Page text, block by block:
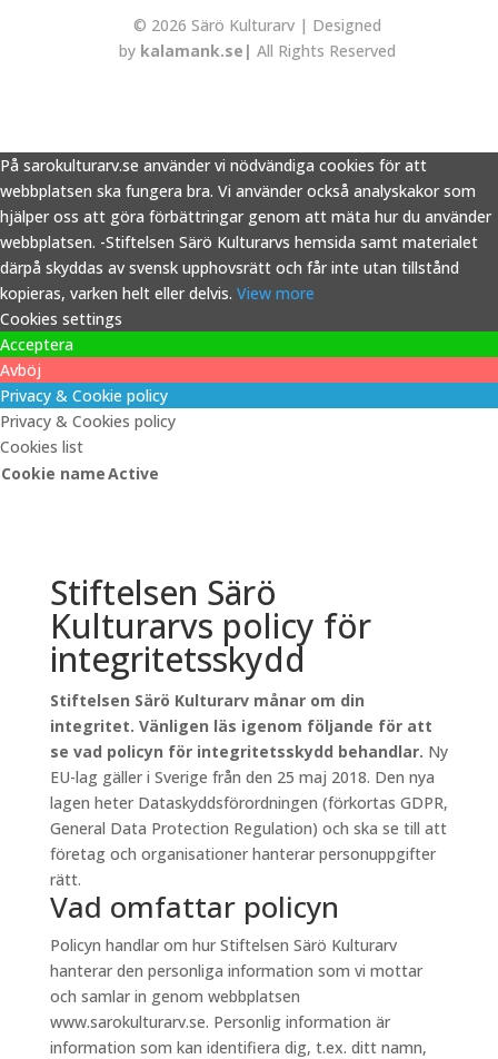
© 2026 Särö Kulturarv | Designed
by kalamank.se| All Rights Reserved
På sarokulturarv.se använder vi nödvändiga cookies för att
webbplatsen ska fungera bra. Vi använder också analyskakor som
hjälper oss att göra förbättringar genom att mäta hur du använder
webbplatsen. -Stiftelsen Särö Kulturarvs hemsida samt materialet
därpå skyddas av svensk upphovsrätt och får inte utan tillstånd
kopieras, varken helt eller delvis. View more
Cookies settings
Acceptera
Avböj
Privacy & Cookie policy
Privacy & Cookies policy
Cookies list
Cookie nameActive
Stiftelsen Särö
Kulturarvs policy för
integritetsskydd
Stiftelsen Särö Kulturarv månar om din
integritet. Vänligen läs igenom följande för att
se vad policyn för integritetsskydd behandlar. Ny
EU-lag gäller i Sverige från den 25 maj 2018. Den nya
lagen heter Dataskyddsförordningen (förkortas GDPR,
General Data Protection Regulation) och ska se till att
företag och organisationer hanterar personuppgifter
rätt.
Vad omfattar policyn
Policyn handlar om hur Stiftelsen Särö Kulturarv
hanterar den personliga information som vi mottar
och samlar in genom webbplatsen
www.sarokulturarv.se. Personlig information är
information som kan identifiera dig, t.ex. ditt namn,